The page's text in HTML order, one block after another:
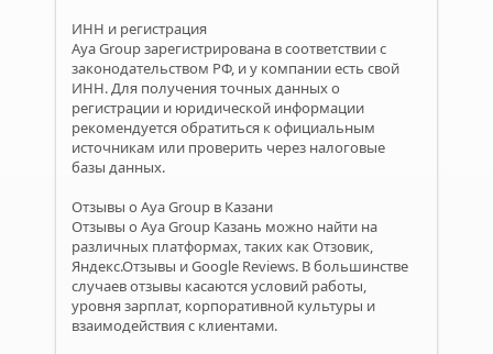
ИНН и регистрация
Aya Group зарегистрирована в соответствии с
законодательством РФ, и у компании есть свой
ИНН. Для получения точных данных о
регистрации и юридической информации
рекомендуется обратиться к официальным
источникам или проверить через налоговые
базы данных.
Отзывы о Aya Group в Казани
Отзывы о Aya Group Казань можно найти на
различных платформах, таких как Отзовик,
Яндекс.Отзывы и Google Reviews. В большинстве
случаев отзывы касаются условий работы,
уровня зарплат, корпоративной культуры и
взаимодействия с клиентами.